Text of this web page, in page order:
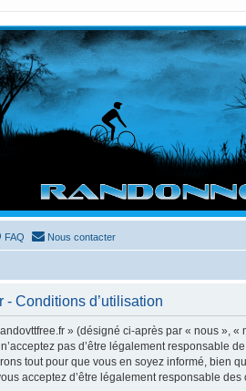
randos vtt et pédestre de Bretagne . Bonne
FAQ Nous contacter
- Conditions d’utilisation
» (désigné ci-après par « nous »,
pas d’être légalement responsable
tout pour que vous en soyez informé, bien
acceptez d’être légalement responsable